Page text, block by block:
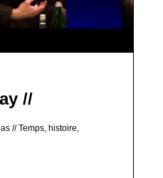
//
// Temps, histoire,